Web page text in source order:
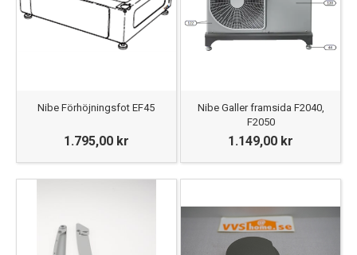
Nibe Förhöjningsfot EF45
1.795,00 kr
Nibe Galler framsida F2040,
F2050
1.149,00 kr